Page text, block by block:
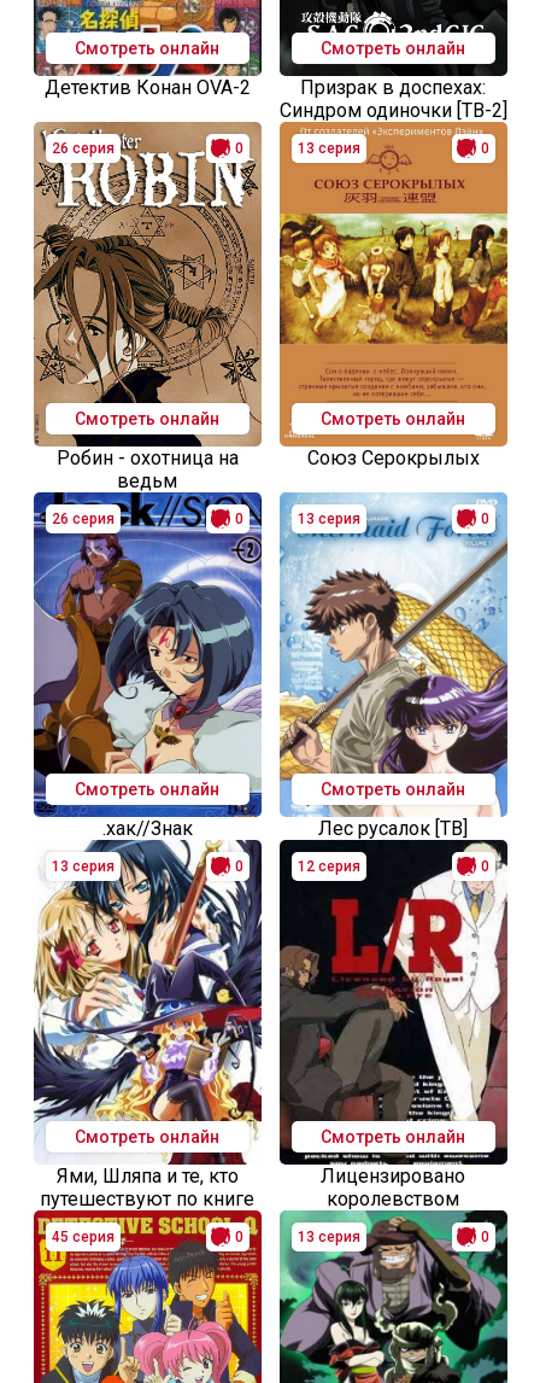
Смотреть онлайн
Детектив Конан OVA-2
Смотреть онлайн
Призрак в доспехах:
Синдром одиночки [ТВ-2]
26 серия 0
Смотреть онлайн
Робин - охотница на
ведьм
13 серия 0
Смотреть онлайн
Союз Серокрылых
26 серия 0
Смотреть онлайн
.хак//Знак
13 серия 0
Смотреть онлайн
Лес русалок [ТВ]
13 серия 0
Смотреть онлайн
Ями, Шляпа и те, кто
путешествуют по книге
12 серия 0
Смотреть онлайн
Лицензировано
королевством
45 серия 0 13 серия 0